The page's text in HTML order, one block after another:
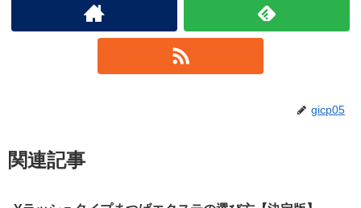
gicp05
関連記事